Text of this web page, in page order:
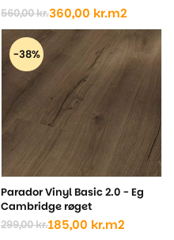
560,00kr.
Den
oprindelige
pris
var:
560,00 kr..
360,00 kr.
Den
aktuelle
pris
er:
360,00 kr..
m2
-38%
Parador Vinyl Basic 2.0 - Eg
Cambridge røget
299,00kr.
Den
185,00 kr.
Den
m2